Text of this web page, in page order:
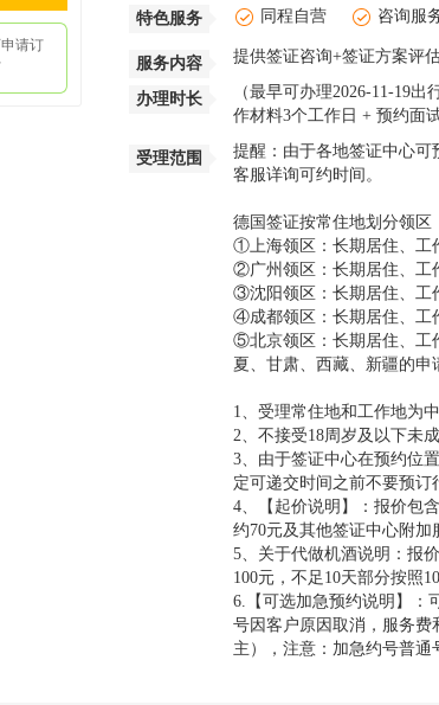
请订
特色服务 同程自营 咨询服
服务内容 提供签证咨询+签证方案评
办理时长
（最早可办理2026-11-19
作材料3个工作日 + 预约面
受理范围
提醒：由于各地签证中心
客服详询可约时间。
德国签证按常住地划分领区
①上海领区：长期居住、工
②广州领区：长期居住、工
③沈阳领区：长期居住、工
④成都领区：长期居住、工
⑤北京领区：长期居住、工
夏、甘肃、西藏、新疆的申
1、受理常住地和工作地为
2、不接受18周岁及以下未
3、由于签证中心在预约位
定可递交时间之前不要预订
4、【起价说明】：报价包
约70元及其他签证中心附加
5、关于代做机酒说明：报
100元，不足10天部分按照
6.【可选加急预约说明】：
号因客户原因取消，服务费
主），注意：加急约号普通